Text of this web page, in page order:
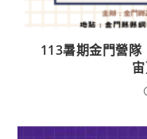
113暑期金門營